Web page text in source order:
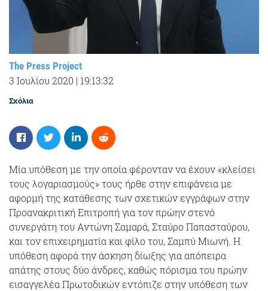
The Press Project
3 Ιουλίου 2020 | 19:13:32
Σχόλια
Μία υπόθεση με την οποία φέρονταν να έχουν «κλείσει
τους λογαριασμούς» τους ήρθε στην επιφάνεια με
αφορμή της κατάθεσης των σχετικών εγγράφων στην
Προανακριτική Επιτροπή για τον πρώην στενό
συνεργάτη του Αντώνη Σαμαρά, Σταύρο Παπασταύρου,
και τον επιχειρηματία και φίλο του, Σαμπύ Μιωνή. Η
υπόθεση αφορά την άσκηση δίωξης για απόπειρα
απάτης στους δύο άνδρες, καθώς πόρισμα του πρώην
εισαγγελέα Πρωτοδικών εντόπιζε στην υπόθεση των